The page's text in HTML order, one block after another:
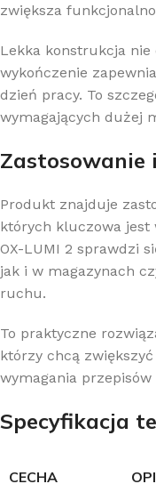
zwiększa
Lekka konstrukcja nie
wykończenie
dzień pracy. To
wymagających dużej
Zastosowanie
Produkt znajduje
których kluczowa jest
OX-LUMI 2 sprawdzi
jak i w magazynach
ruchu.
To praktyczne
którzy chcą
wymagania przepisów
Specyfikacja
CECHA